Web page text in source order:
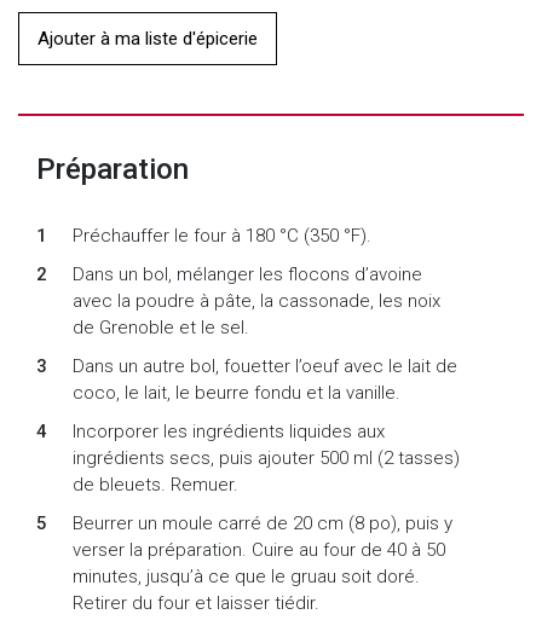
Ajouter à ma liste d'épicerie
Préparation
Préchauffer le four à 180 °C (350 °F).
Dans un bol, mélanger les flocons d’avoine
avec la poudre à pâte, la cassonade, les noix
de Grenoble et le sel.
Dans un autre bol, fouetter l’oeuf avec le lait de
coco, le lait, le beurre fondu et la vanille.
Incorporer les ingrédients liquides aux
ingrédients secs, puis ajouter 500 ml (2 tasses)
de bleuets. Remuer.
Beurrer un moule carré de 20 cm (8 po), puis y
verser la préparation. Cuire au four de 40 à 50
minutes, jusqu’à ce que le gruau soit doré.
Retirer du four et laisser tiédir.